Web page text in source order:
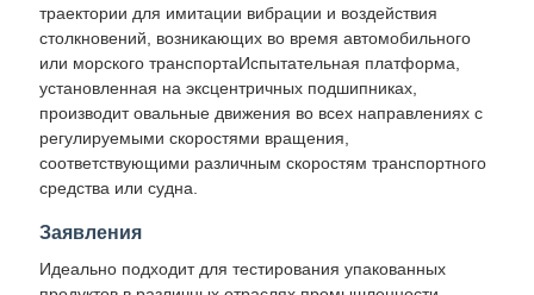
траектории для имитации вибрации и воздействия
столкновений, возникающих во время автомобильного
или морского транспортаИспытательная платформа,
установленная на эксцентричных подшипниках,
производит овальные движения во всех направлениях с
регулируемыми скоростями вращения,
соответствующими различным скоростям транспортного
средства или судна.
Заявления
Идеально подходит для тестирования упакованных